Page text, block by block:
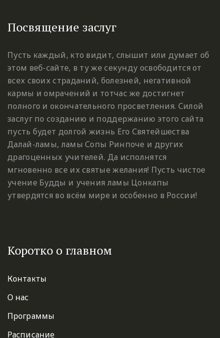
Посвящение заслуг
Пусть каждый, кто видит, слышит или думает об
этом веб-сайте, в ту же секунду освободится от
всех своих страданий, болезней, негативной
кармы и омрачений и тотчас же достигнет
полного и окончательного просветления. Силой
заслуг по созданию и поддержанию этого сайта
пусть будет долгой жизнь Его Святейшества
Далай-ламы, ламы Сопы Ринпоче и других
драгоценных учителей. Да исполнятся
мгновенно все их святые желания! Пусть чистое
учение Будды и учения ламы Цонкапы
утвердятся во всём мире и особенно в России!
Коротко о главном
Контакты
О нас
Программы
Расписание